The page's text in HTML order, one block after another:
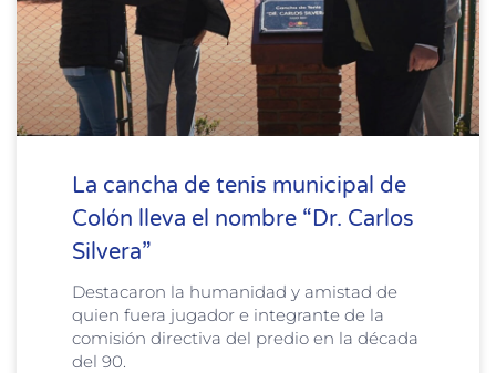
La cancha de tenis municipal de
Colón lleva el nombre “Dr. Carlos
Silvera”
Destacaron la humanidad y amistad de
quien fuera jugador e integrante de la
comisión directiva del predio en la década
del 90.